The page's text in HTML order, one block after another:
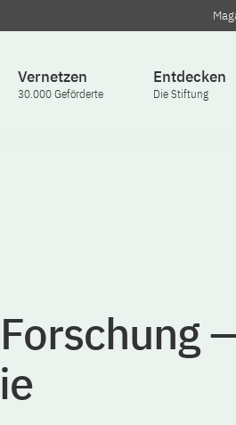
Vernetzen
30.000 Geförderte
Entdecken
Die Stiftung